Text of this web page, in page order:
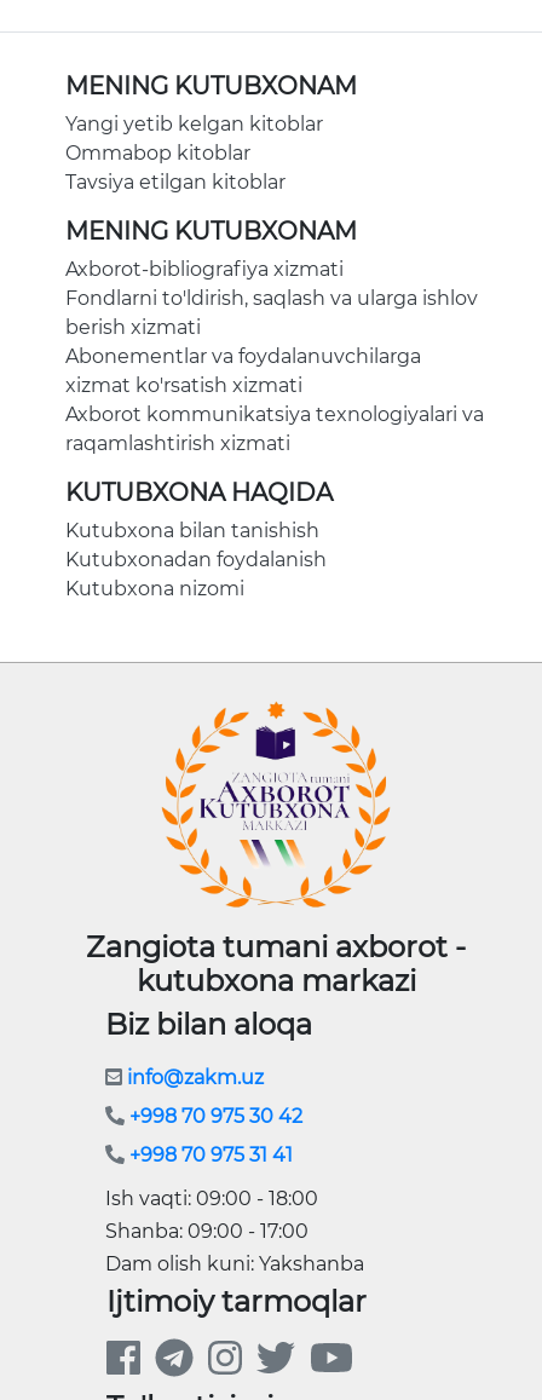
MENING KUTUBXONAM
Yangi yetib kelgan kitoblar
Ommabop kitoblar
Tavsiya etilgan kitoblar
MENING KUTUBXONAM
Axborot-bibliografiya xizmati
Fondlarni to'ldirish, saqlash va ularga ishlov
berish xizmati
Abonementlar va foydalanuvchilarga
xizmat ko'rsatish xizmati
Axborot kommunikatsiya texnologiyalari va
raqamlashtirish xizmati
KUTUBXONA HAQIDA
Kutubxona bilan tanishish
Kutubxonadan foydalanish
Kutubxona nizomi
Zangiota tumani axborot -
kutubxona markazi
Biz bilan aloqa
info@zakm.uz
+998 70 975 30 42
+998 70 975 31 41
Ish vaqti: 09:00 - 18:00
Shanba: 09:00 - 17:00
Dam olish kuni: Yakshanba
Ijtimoiy tarmoqlar